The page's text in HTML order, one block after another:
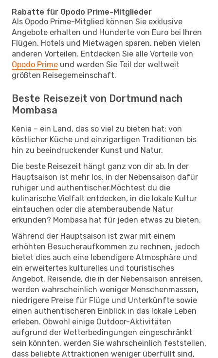
Rabatte für Opodo Prime-Mitglieder
Als Opodo Prime-Mitglied können Sie exklusive
Angebote erhalten und Hunderte von Euro bei Ihren
Flügen, Hotels und Mietwagen sparen, neben vielen
anderen Vorteilen. Entdecken Sie alle Vorteile von
Opodo Prime und werden Sie Teil der weltweit
größten Reisegemeinschaft.
Beste Reisezeit von Dortmund nach
Mombasa
Kenia – ein Land, das so viel zu bieten hat: von
köstlicher Küche und einzigartigen Traditionen bis
hin zu beeindruckender Kunst und Natur.
Die beste Reisezeit hängt ganz von dir ab. In der
Hauptsaison ist mehr los, in der Nebensaison dafür
ruhiger und authentischer.Möchtest du die
kulinarische Vielfalt entdecken, in die lokale Kultur
eintauchen oder die atemberaubende Natur
erkunden? Mombasa hat für jeden etwas zu bieten.
Während der Hauptsaison ist zwar mit einem
erhöhten Besucheraufkommen zu rechnen, jedoch
bietet dies auch eine lebendigere Atmosphäre und
ein erweitertes kulturelles und touristisches
Angebot. Reisende, die in der Nebensaison anreisen,
werden wahrscheinlich weniger Menschenmassen,
niedrigere Preise für Flüge und Unterkünfte sowie
einen authentischeren Einblick in das lokale Leben
erleben. Obwohl einige Outdoor-Aktivitäten
aufgrund der Wetterbedingungen eingeschränkt
sein könnten, werden Sie wahrscheinlich feststellen,
dass beliebte Attraktionen weniger überfüllt sind,